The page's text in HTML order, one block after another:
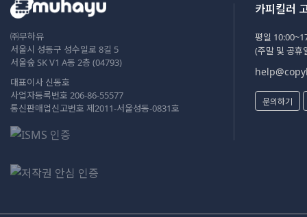
㈜무하유
서울시 성동구 성수일로 8길 5
서울숲 SK V1 A동 2층 (04793)
대표이사 신동호
사업자등록번호 206-86-55577
통신판매업신고번호 제2011-서울성동-0831호
카피킬러
평일
(주말 및 공휴
문의하기